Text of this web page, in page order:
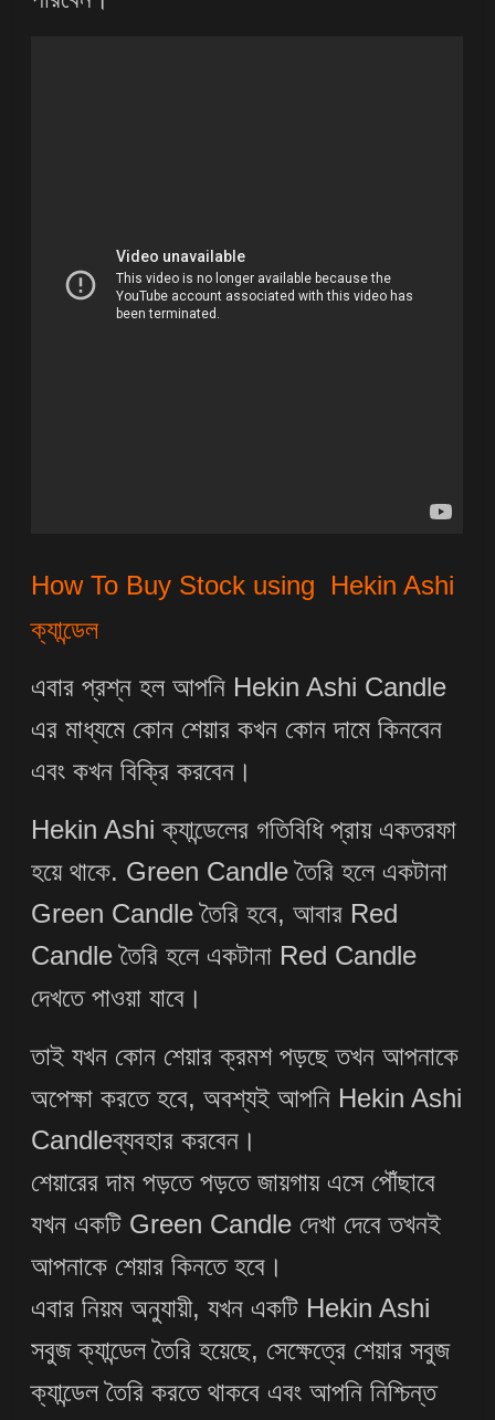
How To Buy Stock using Hekin Ashi
ক্যান্ডেল
এবার প্রশ্ন হল আপনি Hekin Ashi Candle
এর মাধ্যমে কোন শেয়ার কখন কোন দামে কিনবেন
এবং কখন বিক্রি করবেন।
Hekin Ashi ক্যান্ডেলের গতিবিধি প্রায় একতরফা
হয়ে থাকে. Green Candle তৈরি হলে একটানা
Green Candle তৈরি হবে, আবার Red
Candle তৈরি হলে একটানা Red Candle
দেখতে পাওয়া যাবে।
তাই যখন কোন শেয়ার ক্রমশ পড়ছে তখন আপনাকে
অপেক্ষা করতে হবে, অবশ্যই আপনি Hekin Ashi
Candleব্যবহার করবেন।
শেয়ারের দাম পড়তে পড়তে জায়গায় এসে পৌঁছাবে
যখন একটি Green Candle দেখা দেবে তখনই
আপনাকে শেয়ার কিনতে হবে।
এবার নিয়ম অনুযায়ী, যখন একটি Hekin Ashi
সবুজ ক্যান্ডেল তৈরি হয়েছে, সেক্ষেত্রে শেয়ার সবুজ
ক্যান্ডেল তৈরি করতে থাকবে এবং আপনি নিশ্চিন্ত